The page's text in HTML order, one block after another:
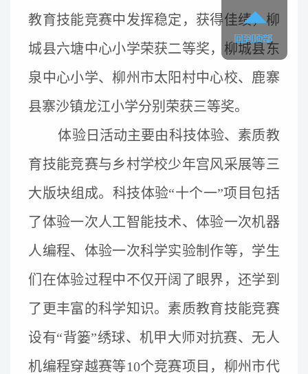
教育技能竞赛中发挥稳定，获得佳绩，柳
城县六塘中心小学荣获二等奖，柳城县东
泉中心小学、柳州市太阳村中心校、鹿寨
县寨沙镇龙江小学分别荣获三等奖。
体验日活动主要由科技体验、素质教
育技能竞赛与乡村学校少年宫风采展等三
大版块组成。科技体验“十个一”项目包括
了体验一次人工智能技术、体验一次机器
人编程、体验一次科学实验制作等，学生
们在体验过程中不仅开阔了眼界，还学到
了更丰富的科学知识。素质教育技能竞赛
设有“背篓”绣球、机甲大师对抗赛、无人
机编程穿越赛等10个竞赛项目，柳州市代